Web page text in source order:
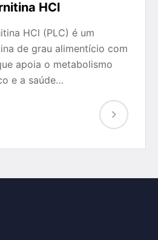
HCl
HCl (PLC) é um
de grau alimentício com
apoia o metabolismo
e a saúde…